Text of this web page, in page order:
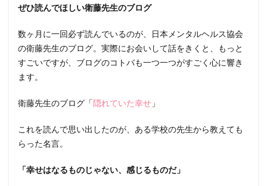
ぜひ読んでほしい衛藤先生のブログ
数ヶ月に一回必ず読んでいるのが、日本メンタルヘルス協会
の衛藤先生のブログ。実際にお会いして話をきくと、もっと
すごいですが、ブログのコトバも一つ一つがすごく心に響き
ます。
衛藤先生のブログ「隠れていた幸せ 」
これを読んで思い出したのが、ある学校の先生から教えても
らった名言。
「幸せはなるものじゃない、感じるものだ」